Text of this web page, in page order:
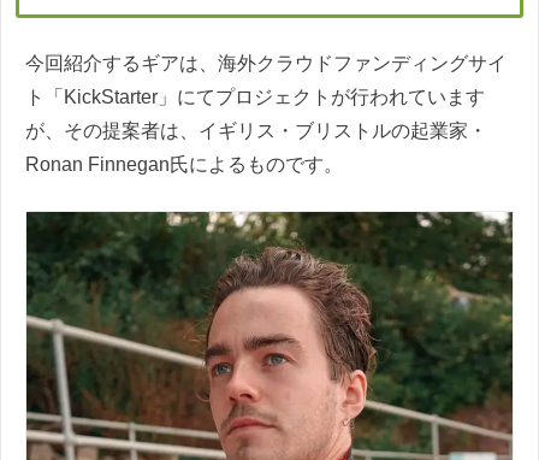
今回紹介するギアは、海外クラウドファンディングサイ
ト「KickStarter」にてプロジェクトが行われています
が、その提案者は、イギリス・ブリストルの起業家・
Ronan Finnegan氏によるものです。